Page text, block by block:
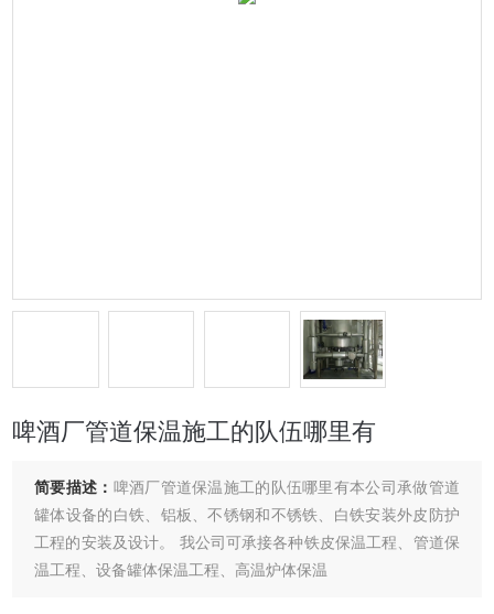
啤酒厂管道保温施工的队伍哪里有
简要描述： 啤酒厂管道保温施工的队伍哪里有本公司承做管道
罐体设备的白铁、铝板、不锈钢和不锈铁、白铁安装外皮防护
工程的安装及设计。 我公司可承接各种铁皮保温工程、管道保
温工程、设备罐体保温工程、高温炉体保温